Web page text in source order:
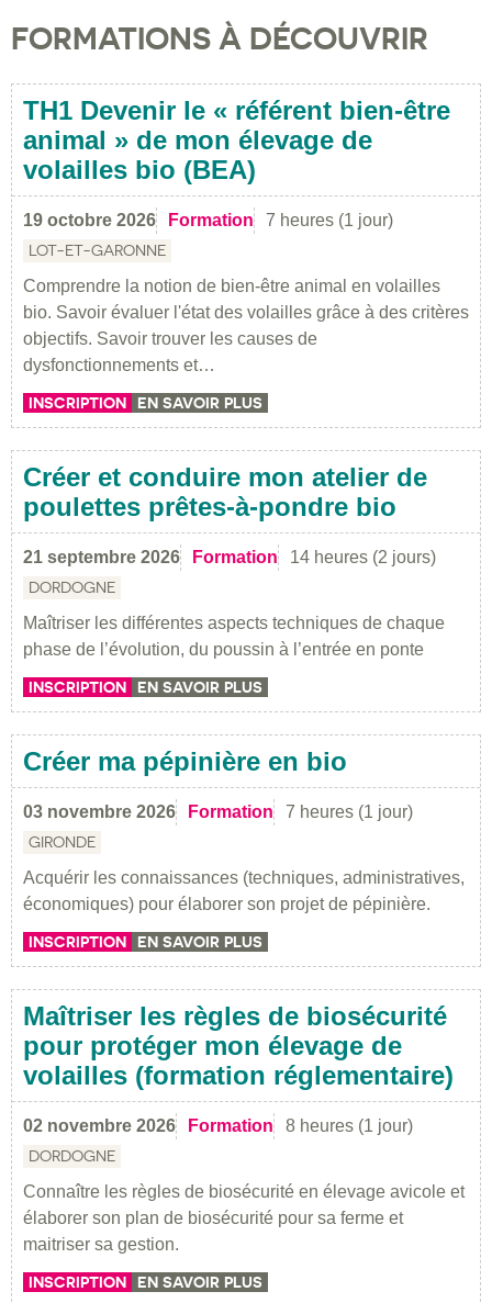
FORMATIONS À DÉCOUVRIR
TH1 Devenir le « référent bien-être
animal » de mon élevage de
volailles bio (BEA)
19 octobre 2026 Formation 7 heures (1 jour)
LOT-ET-GARONNE
Comprendre la notion de bien-être animal en volailles
bio. Savoir évaluer l'état des volailles grâce à des critères
objectifs. Savoir trouver les causes de
dysfonctionnements et…
INSCRIPTION EN SAVOIR PLUS
Créer et conduire mon atelier de
poulettes prêtes-à-pondre bio
21 septembre 2026 Formation 14 heures (2 jours)
DORDOGNE
Maîtriser les différentes aspects techniques de chaque
phase de l’évolution, du poussin à l’entrée en ponte
INSCRIPTION EN SAVOIR PLUS
Créer ma pépinière en bio
03 novembre 2026 Formation 7 heures (1 jour)
GIRONDE
Acquérir les connaissances (techniques, administratives,
économiques) pour élaborer son projet de pépinière.
INSCRIPTION EN SAVOIR PLUS
Maîtriser les règles de biosécurité
pour protéger mon élevage de
volailles (formation réglementaire)
02 novembre 2026 Formation 8 heures (1 jour)
DORDOGNE
Connaître les règles de biosécurité en élevage avicole et
élaborer son plan de biosécurité pour sa ferme et
maitriser sa gestion.
INSCRIPTION EN SAVOIR PLUS